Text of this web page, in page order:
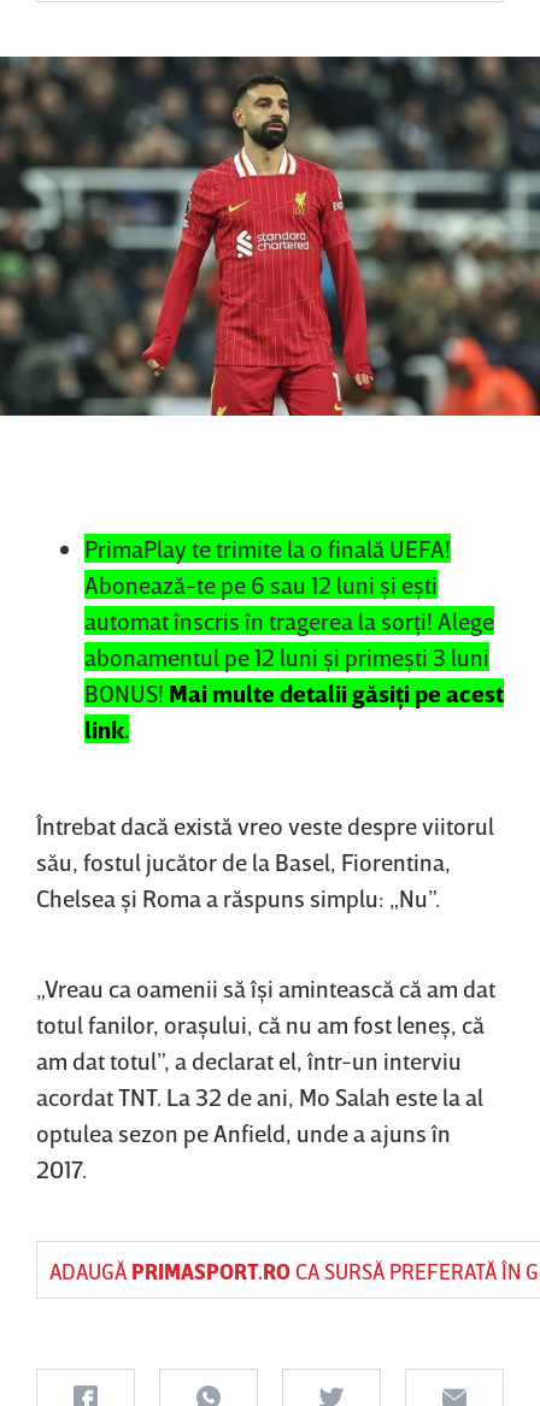
PrimaPlay te trimite la o finală UEFA!
Abonează-te pe 6 sau 12 luni şi eşti
automat înscris în tragerea la sorţi! Alege
abonamentul pe 12 luni şi primeşti 3 luni
BONUS! Mai multe detalii găsiţi pe acest
link.
Întrebat dacă există vreo veste despre viitorul
său, fostul jucător de la Basel, Fiorentina,
Chelsea şi Roma a răspuns simplu: „Nu”.
„Vreau ca oamenii să îşi amintească că am dat
totul fanilor, oraşului, că nu am fost leneş, că
am dat totul”, a declarat el, într-un interviu
acordat TNT. La 32 de ani, Mo Salah este la al
optulea sezon pe Anfield, unde a ajuns în
2017.
ADAUGĂ PRIMASPORT.ROCA SURSĂ PREFERATĂ ÎN